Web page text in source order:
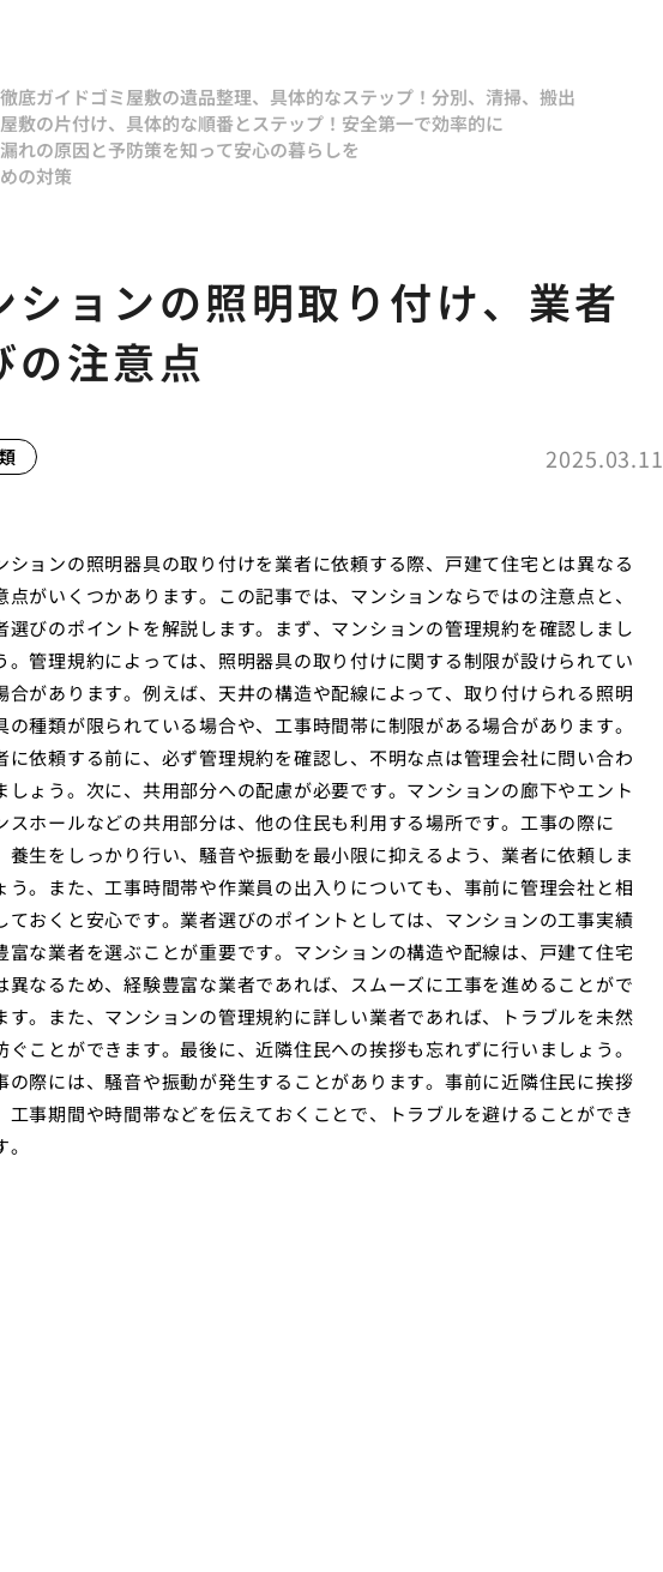
底ガイドゴミ屋敷の遺品整理、具体的なステップ！分別、清掃、搬出
敷の片付け、具体的な順番とステップ！安全第一で効率的に
れの原因と予防策を知って安心の暮らしを
の対策
ションの照明取り付け、業者
の注意点
2025.03.11
ションの照明器具の取り付けを業者に依頼する際、戸建て住宅とは異なる
点がいくつかあります。この記事では、マンションならではの注意点と、
選びのポイントを解説します。まず、マンションの管理規約を確認しまし
。管理規約によっては、照明器具の取り付けに関する制限が設けられてい
合があります。例えば、天井の構造や配線によって、取り付けられる照明
の種類が限られている場合や、工事時間帯に制限がある場合があります。
に依頼する前に、必ず管理規約を確認し、不明な点は管理会社に問い合わ
しょう。次に、共用部分への配慮が必要です。マンションの廊下やエント
スホールなどの共用部分は、他の住民も利用する場所です。工事の際に
養生をしっかり行い、騒音や振動を最小限に抑えるよう、業者に依頼しま
う。また、工事時間帯や作業員の出入りについても、事前に管理会社と相
ておくと安心です。業者選びのポイントとしては、マンションの工事実績
富な業者を選ぶことが重要です。マンションの構造や配線は、戸建て住宅
異なるため、経験豊富な業者であれば、スムーズに工事を進めることがで
す。また、マンションの管理規約に詳しい業者であれば、トラブルを未然
ぐことができます。最後に、近隣住民への挨拶も忘れずに行いましょう。
の際には、騒音や振動が発生することがあります。事前に近隣住民に挨拶
工事期間や時間帯などを伝えておくことで、トラブルを避けることができ